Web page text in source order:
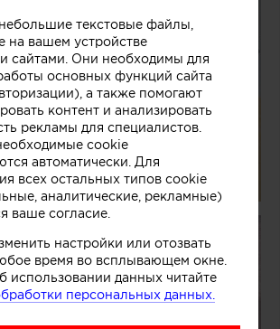
текстовые файлы,
на вашем устройстве
сайтами. Они необходимы для
основных функций сайта
а также помогают
контент и анализировать
рекламы для специалистов.
cookie
автоматически. Для
всех остальных типов cookie
аналитические, рекламные)
ваше согласие.
настройки или отозвать
время во всплывающем окне.
использовании данных читайте
персональных данных.